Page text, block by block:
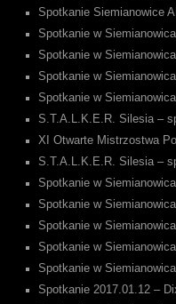
Spotkanie Siemianowice
Spotkanie w
Spotkanie w
Spotkanie w
Spotkanie w
S.T.A.L.K.E.R. Silesia –
XI Otwarte Mistrzostwa
S.T.A.L.K.E.R. Silesia –
Spotkanie w
Spotkanie w
Spotkanie w
Spotkanie w
Spotkanie w
Spotkanie 2017.01.12 –